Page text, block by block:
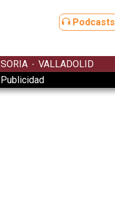
Podcasts
SORIA
VALLADOLID
Publicidad